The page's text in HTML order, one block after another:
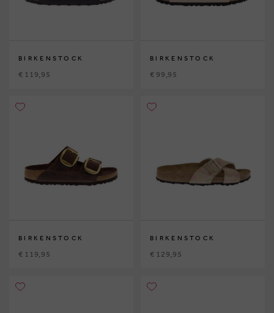
BIRKENSTOCK
€ 119,95
BIRKENSTOCK
€ 99,95
BIRKENSTOCK
€ 119,95
BIRKENSTOCK
€ 129,95